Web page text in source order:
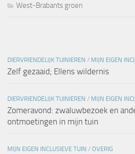
West-Brabants groen
DIERVRIENDELIJK TUINIEREN / MIJN EIGEN
Zelf gezaaid; Ellens wildernis
DIERVRIENDELIJK TUINIEREN / MIJN EIGEN
Zomeravond: zwaluwbezoek en
ontmoetingen in mijn tuin
MIJN EIGEN INCLUSIEVE TUIN / OVERIG